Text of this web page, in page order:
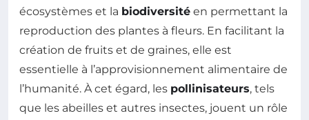
écosystèmes et la biodiversité en permettant la
reproduction des plantes à fleurs. En facilitant la
création de fruits et de graines, elle est
essentielle à l’approvisionnement alimentaire de
l’humanité. À cet égard, les pollinisateurs, tels
que les abeilles et autres insectes, jouent un rôle